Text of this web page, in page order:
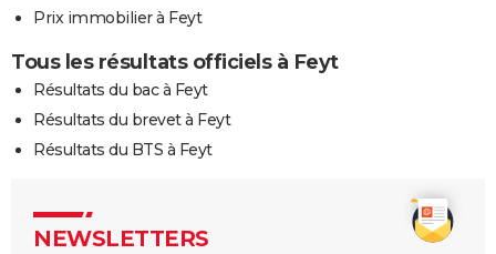
Prix immobilier à Feyt
Tous les résultats officiels à Feyt
Résultats du bac à Feyt
Résultats du brevet à Feyt
Résultats du BTS à Feyt
NEWSLETTERS